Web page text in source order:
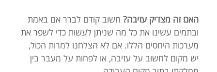
האם זה מצדיק עזיבה? חשוב קודם לברר אם באמת
ובתמים עשינו את כל מה שניתן לעשות כדי לשפר את
מערכות היחסים הללו. אם לא הצלחנו למרות הכול,
יש מקום לחשוב על עזיבה, או לפחות על מעבר בין